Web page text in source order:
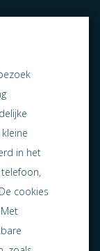
Nieuws
Lid worden
Contact
in het
cookies